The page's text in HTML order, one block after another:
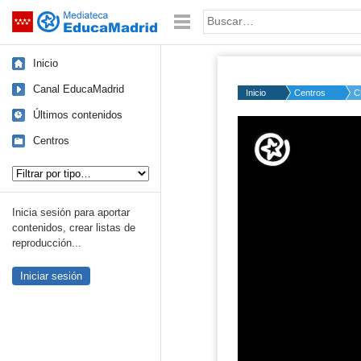
Saltar navegación Palabra o frase:
Inicio
Canal EducaMadrid
Últimos contenidos
Centros
Inicia sesión para aportar
contenidos, crear listas de
reproducción...
Iniciar sesión
Inicio Centros
50%